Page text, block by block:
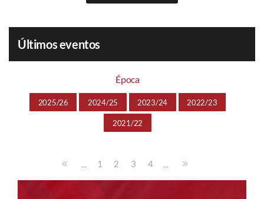
Últimos eventos
Época
2025/26 2024/25 2023/24 2022/23
2021/22
... 1 2 3 4 ...